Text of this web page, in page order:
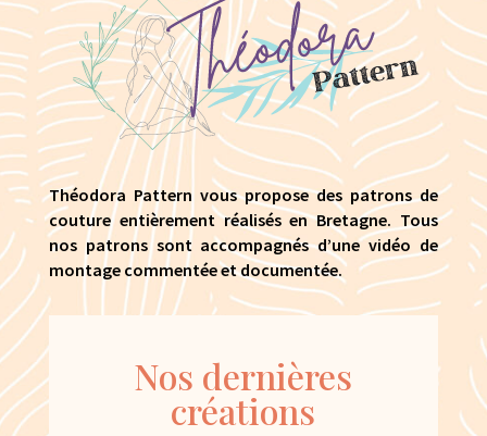
Théodora Pattern vous propose des patrons de
couture entièrement réalisés en Bretagne. Tous
nos patrons sont accompagnés d’une vidéo de
montage commentée et documentée.
Nos dernières
créations